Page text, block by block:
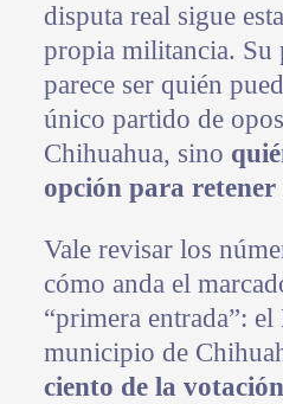
disputa real sigue
propia militancia. Su
parece ser quién
único partido de
Chihuahua, sino
opción para
Vale revisar los
cómo anda el
“primera entrada”:
municipio de
ciento de la votación